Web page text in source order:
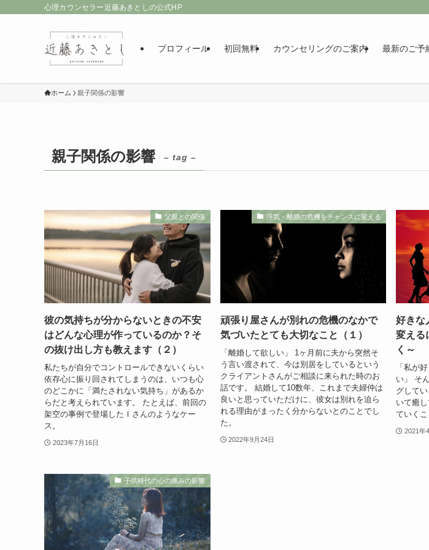
心理カウンセラー近藤あきとしの公式HP
プロフィール 初回無料 カウンセリングのご案内 最新のご予
ホーム 親子関係の影響
親子関係の影響 – tag –
父親との関係
彼の気持ちが分からないときの不安
はどんな心理が作っているのか？そ
の抜け出し方も教えます（２）
私たちが自分でコントロールできないくらい
依存心に振り回されてしまうのは、いつも心
のどこかに「満たされない気持ち」があるか
らだと考えられています。 たとえば、前回の
架空の事例で登場したＩさんのようなケー
ス。
2023年7月16日
浮気・離婚の危機をチャンスに変える
頑張り屋さんが別れの危機のなかで
気づいたとても大切なこと（１）
「離婚して欲しい」 1ヶ月前に夫から突然そ
う言い渡されて、今は別居をしているという
クライアントさんがご相談に来られた時のお
話です。 結婚して10数年、これまで夫婦仲は
良いと思っていただけに、彼女は別れを迫ら
れる理由がまったく分からないとのことでし
た。
2022年9月24日
好きな
変える
く～
「私が
い」 そ
グして
いて癒
ていくこ
2021年
子供時代の心の痛みの影響